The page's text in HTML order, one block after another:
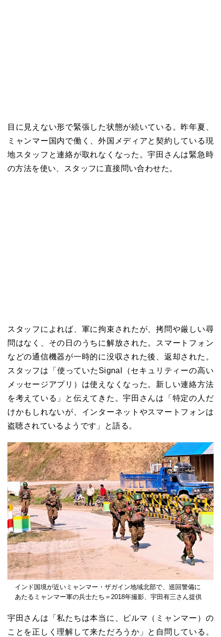
目に見えない形で緊張した状態が続いている。昨年夏、
ミャンマー国内で働く、外国メディアと契約している現
地スタッフと連絡が取れなくなった。宇田さんは緊急時
の方法を使い、スタッフに直接問い合わせた。
スタッフによれば、軍に拘束されたが、拷問や厳しい尋
問はなく、その日のうちに解放された。スマートフォン
などの通信機器が一時的に没収された後、返却された。
スタッフは「使っていたSignal（セキュリティーの高い
メッセージアプリ）は使えなくなった。新しい連絡方法
を考えている」と伝えてきた。宇田さんは「特定の人だ
けかもしれないが、インターネットやスマートフォンは
盗聴されているようです」と語る。
インド国境が近いミャンマー・ザガイン地域北部で、巡回警備に
あたるミャンマー軍の兵士たち＝2018年撮影、宇田有三さん提供
宇田さんは「私たちは本当に、ビルマ（ミャンマー）の
ことを正しく理解して来ただろうか」と自問している。